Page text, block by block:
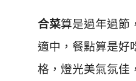
合菜算是過年過節
適中，餐點算是好
格，燈光美氣氛佳